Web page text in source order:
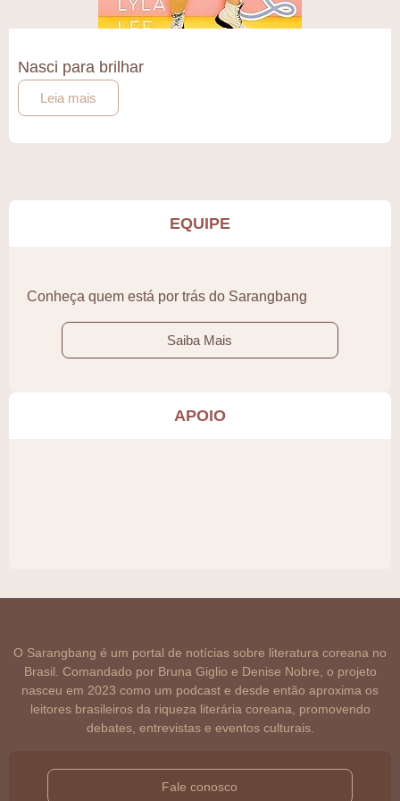
Nasci para brilhar
Leia mais
EQUIPE
Conheça quem está por trás do Sarangbang
Saiba Mais
APOIO
O Sarangbang é um portal de notícias sobre literatura coreana no
Brasil. Comandado por Bruna Giglio e Denise Nobre, o projeto
nasceu em 2023 como um podcast e desde então aproxima os
leitores brasileiros da riqueza literária coreana, promovendo
debates, entrevistas e eventos culturais.
Fale conosco